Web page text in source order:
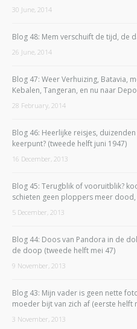
30 June, 2014
Blog 48: Mem verschuift de tijd, de
26 June, 2014
Blog 47: Weer Verhuizing, Batavia,
Kebalen, Tangeran, en nu naar
28 February, 2014
Blog 46: Heerlijke reisjes,
keerpunt? (tweede helft juni 1947)
16 December, 2013
Blog 45: Terugblik of vooruitblik?
schieten geen ploppers meer
5 December, 2013
Blog 44: Doos van Pandora in de
de doop (tweede helft mei 47)
9 November, 2013
Blog 43: Mijn vader is geen nette
moeder bijt van zich af (eerste helft
3 November, 2013